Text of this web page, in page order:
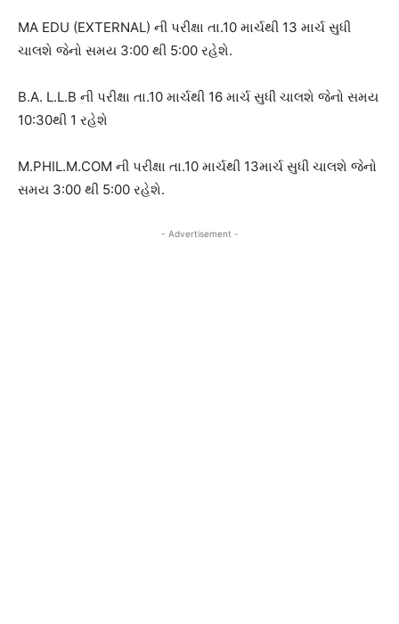
MA EDU (EXTERNAL) ની પરીક્ષા તા.10 માર્ચથી 13 માર્ચ સુધી
ચાલશે જેનો સમય 3:00 થી 5:00 રહેશે.
B.A. L.L.B ની પરીક્ષા તા.10 માર્ચથી 16 માર્ચ સુધી ચાલશે જેનો સમય
10:30થી 1 રહેશે
M.PHIL.M.COM ની પરીક્ષા તા.10 માર્ચથી 13માર્ચ સુધી ચાલશે જેનો
સમય 3:00 થી 5:00 રહેશે.
- Advertisement -